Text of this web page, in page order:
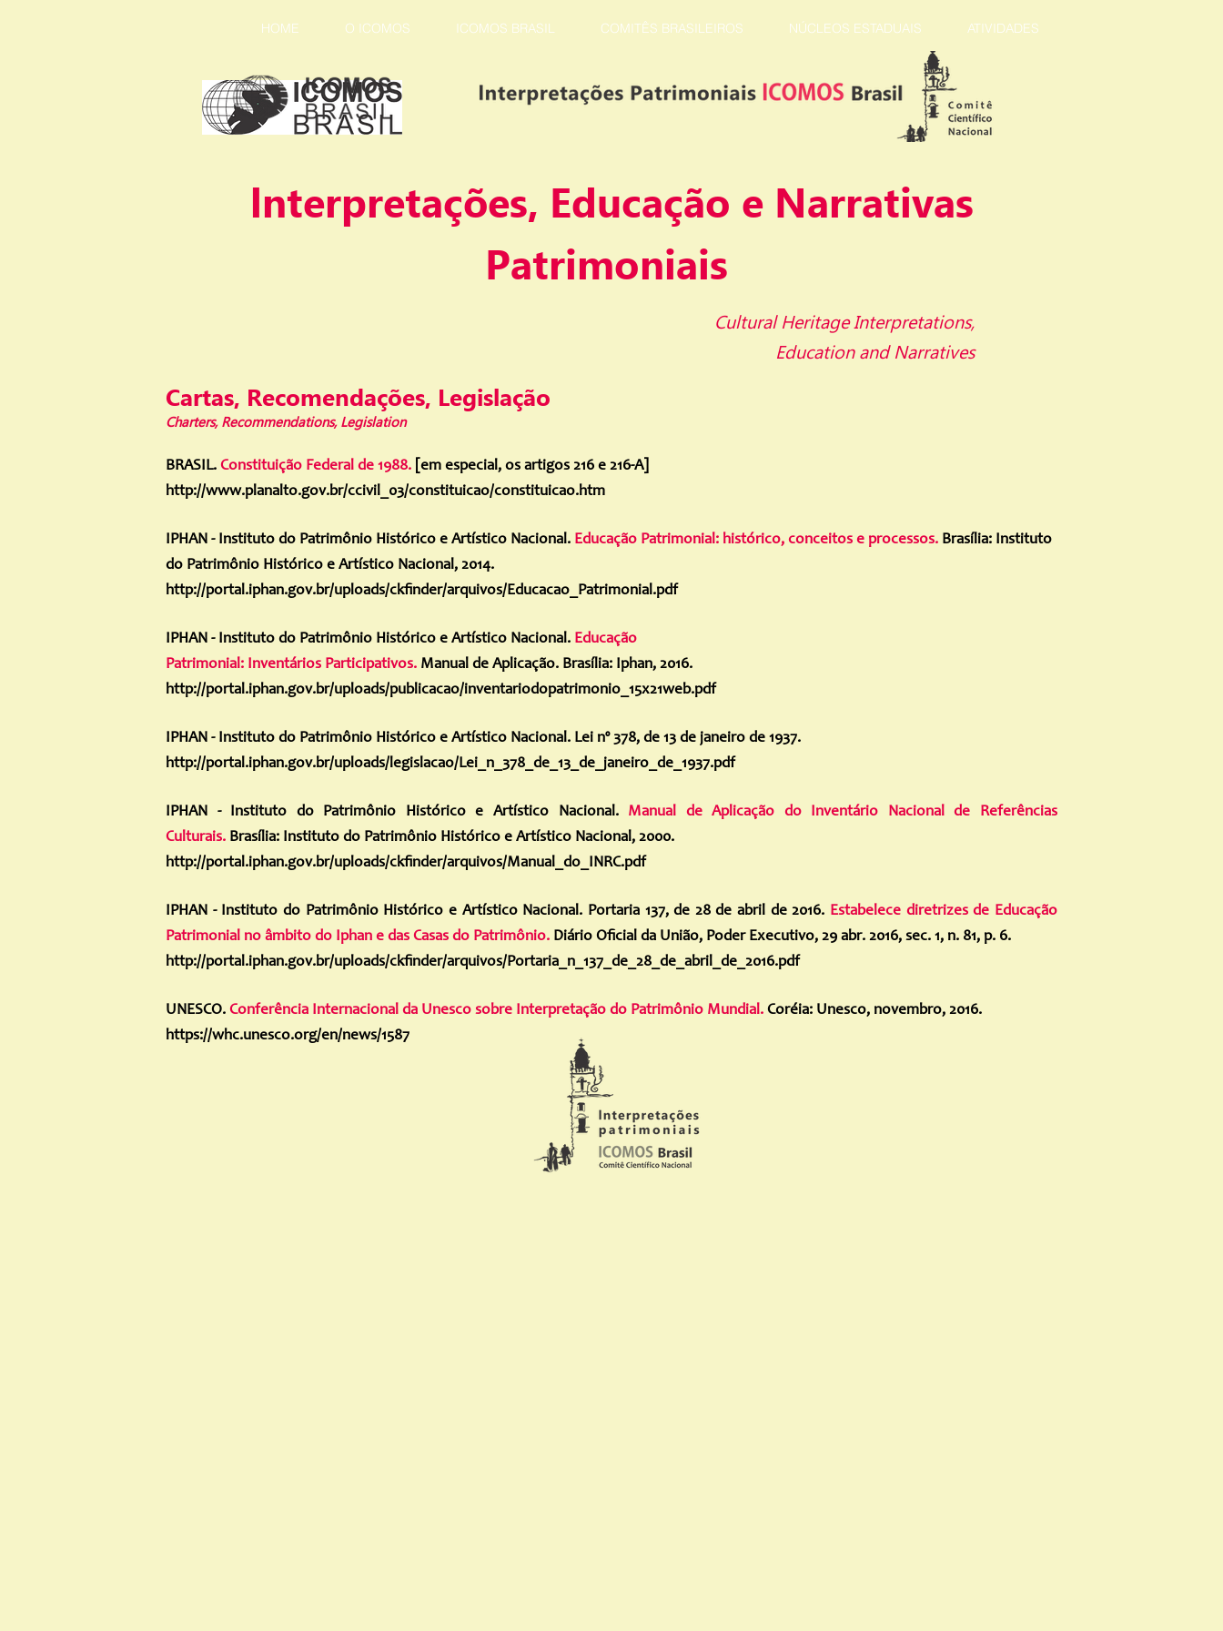
HOME O ICOMOS ICOMOS BRASIL COMITÊS BRASILEIROS NÚCLEOS ESTADUAIS ATIVIDADES
lnterpretações, Educação e Narrativas
Patrimoniais
Cultural Heritage Interpretations,
Education and Narratives
Cartas, Recomendações, Legislação
Charters, Recommendations, Legislation
BRASIL. Constituição Federal de 1988. [em especial, os artigos 216 e 216-A]
http://www.planalto.gov.br/ccivil_03/constituicao/constituicao.htm
IPHAN - Instituto do Patrimônio Histórico e Artístico Nacional. Educação Patrimonial: histórico, conceitos e processos. Brasília: Instituto
do Patrimônio Histórico e Artístico Nacional, 2014.
http://portal.iphan.gov.br/uploads/ckfinder/arquivos/Educacao_Patrimonial.pdf
IPHAN - Instituto do Patrimônio Histórico e Artístico Nacional. Educação
Patrimonial: Inventários Participativos. Manual de Aplicação. Brasília: Iphan, 2016.
http://portal.iphan.gov.br/uploads/publicacao/inventariodopatrimonio_15x21web.pdf
IPHAN - Instituto do Patrimônio Histórico e Artístico Nacional. Lei nº 378, de 13 de janeiro de 1937.
http://portal.iphan.gov.br/uploads/legislacao/Lei_n_378_de_13_de_janeiro_de_1937.pdf
IPHAN - Instituto do Patrimônio Histórico e Artístico Nacional.
Manual de Aplicação do Inventário Nacional de Referências
Culturais. Brasília: Instituto do Patrimônio Histórico e Artístico Nacional, 2000.
http://portal.iphan.gov.br/uploads/ckfinder/arquivos/Manual_do_INRC.pdf
IPHAN - Instituto do Patrimônio Histórico e Artístico Nacional. Portaria 137, de 28 de abril de 2016. Estabelece diretrizes de Educação
Patrimonial no âmbito do Iphan e das Casas do Patrimônio. Diário Oficial da União, Poder Executivo, 29 abr. 2016, sec. 1, n. 81, p. 6.
http://portal.iphan.gov.br/uploads/ckfinder/arquivos/Portaria_n_137_de_28_de_abril_de_2016.pdf
UNESCO. Conferência Internacional da Unesco sobre Interpretação do Patrimônio Mundial. Coréia: Unesco, novembro, 2016.
https://whc.unesco.org/en/news/1587